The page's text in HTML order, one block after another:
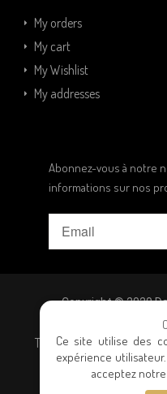
My orders
My cart
My Wishlist
My addresses
Abonnez-vous à notre
informations sur nos
Copyright © 2020
Terms and conditions|
Ce site utilise des
expérience
acceptez